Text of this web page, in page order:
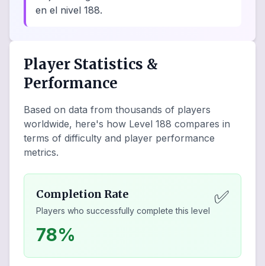
en el nivel 188.
Player Statistics &
Performance
Based on data from thousands of players
worldwide, here's how Level 188 compares in
terms of difficulty and player performance
metrics.
Completion Rate
Players who successfully complete this level
✅
78%